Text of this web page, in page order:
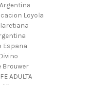
Loyola
Espana
Brouwer
ADULTA